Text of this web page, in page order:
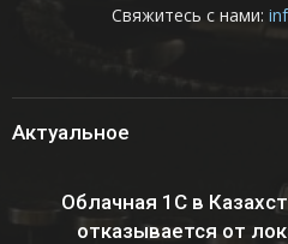
Свяжитесь с нами:
Актуальное
Облачная 1С в
отказывается от